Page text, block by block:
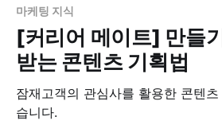
마케팅 지식
[커리어 메이트] 만들
받는 콘텐츠 기획법
잠재고객의 관심사를 활용한 콘텐
습니다.